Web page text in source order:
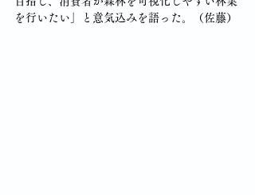
を行いたい」と意気込みを語った。（佐藤）